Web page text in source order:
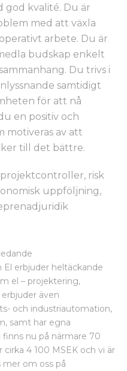
god kvalité. Du är
med att växla
arbete. Du är
budskap enkelt
Du trivs i
samtidigt
för att nå
en positiv och
motiveras av att
till det bättre.
risk
uppföljning,
El erbjuder heltäckande
el – projektering,
även
och industriautomation,
samt har egna
nu på närmare 70
4 100 MSEK och vi är
om oss på